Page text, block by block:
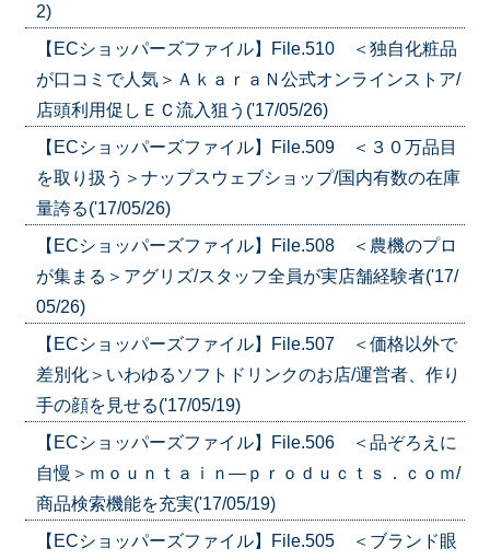
2)
【ECショッパーズファイル】File.510 ＜独自化粧品
が口コミで人気＞ＡｋａｒａＮ公式オンラインストア/
店頭利用促しＥＣ流入狙う('17/05/26)
【ECショッパーズファイル】File.509 ＜３０万品目
を取り扱う＞ナップスウェブショップ/国内有数の在庫
量誇る('17/05/26)
【ECショッパーズファイル】File.508 ＜農機のプロ
が集まる＞アグリズ/スタッフ全員が実店舗経験者('17/
05/26)
【ECショッパーズファイル】File.507 ＜価格以外で
差別化＞いわゆるソフトドリンクのお店/運営者、作り
手の顔を見せる('17/05/19)
【ECショッパーズファイル】File.506 ＜品ぞろえに
自慢＞ｍｏｕｎｔａｉｎ―ｐｒｏｄｕｃｔｓ．ｃｏｍ/
商品検索機能を充実('17/05/19)
【ECショッパーズファイル】File.505 ＜ブランド眼